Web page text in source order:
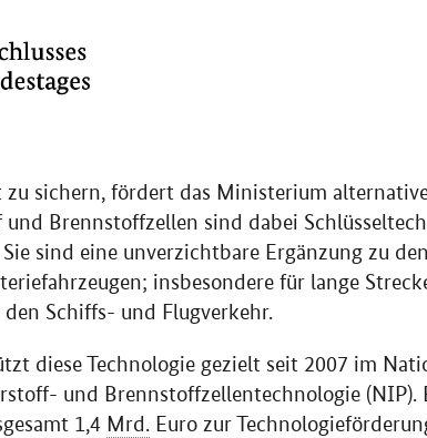
sichern, fördert das Ministerium
Brennstoffzellen sind dabei
sind eine unverzichtbare Ergänzung zu
insbesondere für lange
Schiffs- und Flugverkehr.
diese Technologie gezielt seit 2007 im
und Brennstoffzellentechnologie (NIP).
1,4 Mrd. Euro zur